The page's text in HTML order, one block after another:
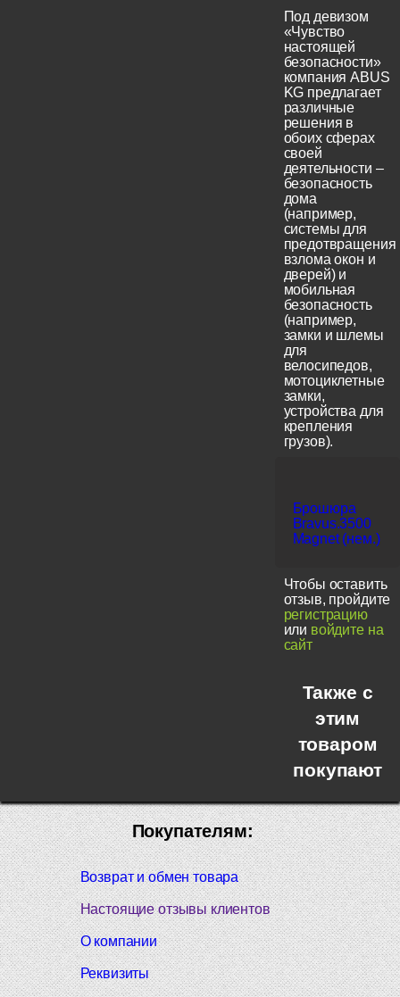
Под девизом
«Чувство
настоящей
безопасности»
компания ABUS
KG предлагает
различные
решения в
обоих сферах
своей
деятельности –
безопасность
дома
(например,
системы для
предотвращения
взлома окон и
дверей) и
мобильная
безопасность
(например,
замки и шлемы
для
велосипедов,
мотоциклетные
замки,
устройства для
крепления
грузов).
Брошюра
Bravus.3500
Magnet (нем.)
Чтобы оставить
отзыв, пройдите
регистрацию
или войдите на
сайт
Также с
этим
товаром
покупают
Покупателям:
Возврат и обмен товара
Настоящие отзывы клиентов
О компании
Реквизиты